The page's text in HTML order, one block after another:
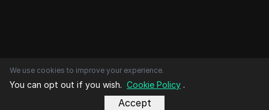
We use cookies to improve your experience.
You can opt out if you wish. Cookie Policy .
Accept